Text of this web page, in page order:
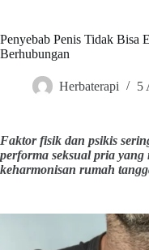
Penyebab Penis Tidak Bisa
Berhubungan
Herbaterapi 5
Faktor fisik dan psikis
performa seksual pria yang
keharmonisan rumah